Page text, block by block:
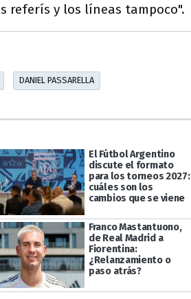
referís y los líneas tampoco".
DANIEL PASSARELLA
El Fútbol Argentino
discute el formato
para los torneos 2027:
cuáles son los
cambios que se viene
Franco Mastantuono,
de Real Madrid a
Fiorentina:
¿Relanzamiento o
paso atrás?